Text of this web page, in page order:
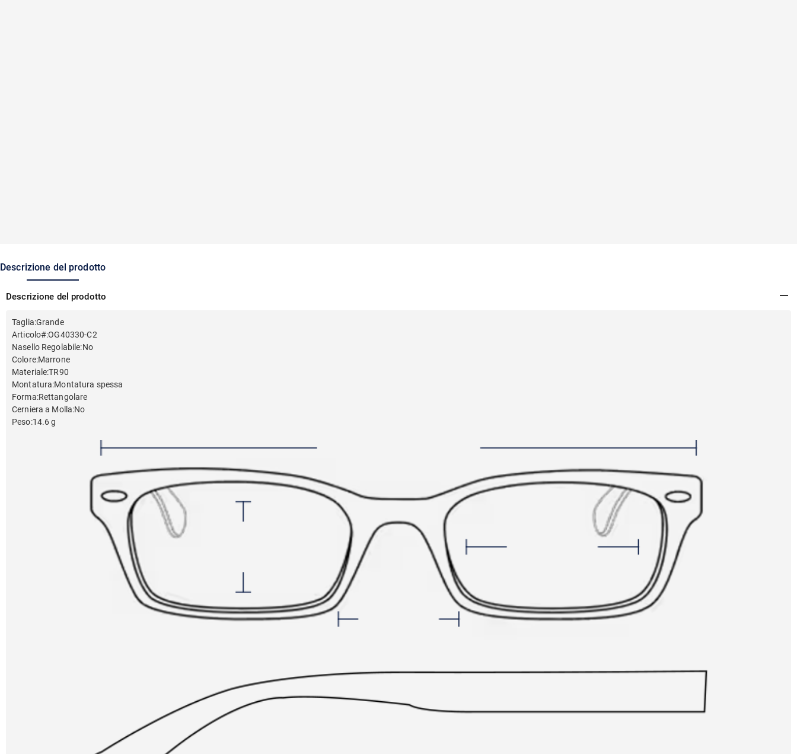
Descrizione del prodotto
Descrizione del prodotto
Taglia:Grande
Articolo#:OG40330-C2
Nasello Regolabile:No
Colore:Marrone
Materiale:TR90
Montatura:Montatura spessa
Forma:Rettangolare
Cerniera a Molla:No
Peso:14.6 g